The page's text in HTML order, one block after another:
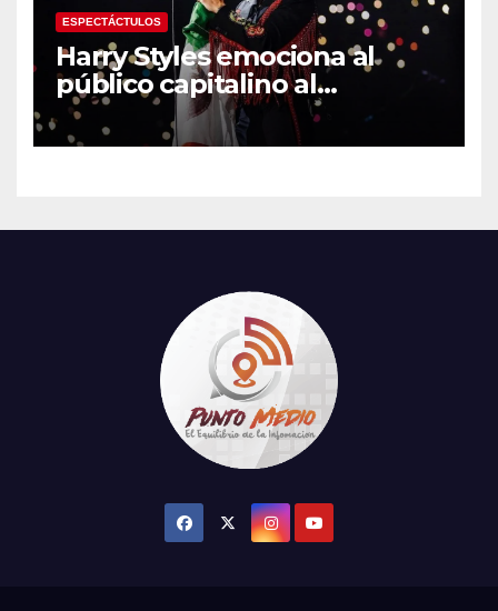
ESPECTÁCTULOS
Harry Styles emociona al
público capitalino al
interpretar “Cielito Lindo” en
su tercer concierto en la